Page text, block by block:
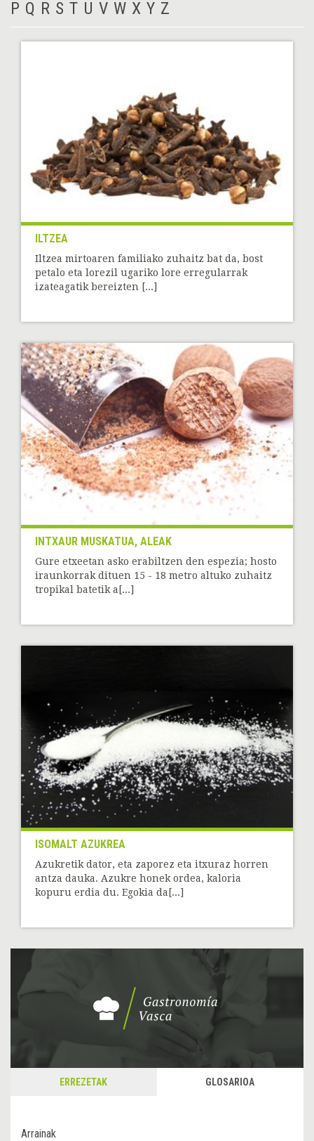
P Q R S T U V W X Y Z
ILTZEA
Iltzea mirtoaren familiako zuhaitz bat da, bost
petalo eta lorezil ugariko lore erregularrak
izateagatik bereizten [...]
INTXAUR MUSKATUA, ALEAK
Gure etxeetan asko erabiltzen den espezia; hosto
iraunkorrak dituen 15 - 18 metro altuko zuhaitz
tropikal batetik a[...]
ISOMALT AZUKREA
Azukretik dator, eta zaporez eta itxuraz horren
antza dauka. Azukre honek ordea, kaloria
kopuru erdia du. Egokia da[...]
ERREZETAK GLOSARIOA
Arrainak